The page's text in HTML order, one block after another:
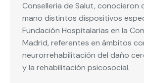
Conselleria de Salut, conocieron
mano distintos dispositivos
Fundación Hospitalarias en la
Madrid, referentes en ámbitos
neurorrehabilitación del daño
y la rehabilitación psicosocial.